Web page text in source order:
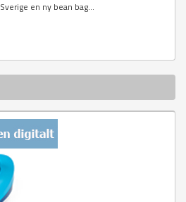
Sverige en ny bean bag...